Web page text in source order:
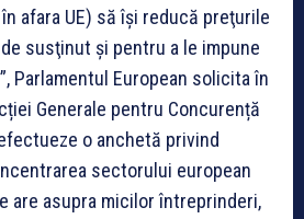
afara UE) să îşi reducă preţurile
susţinut şi pentru a le impune
Parlamentul European solicita în
Generale pentru Concurență
o anchetă privind
sectorului european
are asupra micilor întreprinderi,